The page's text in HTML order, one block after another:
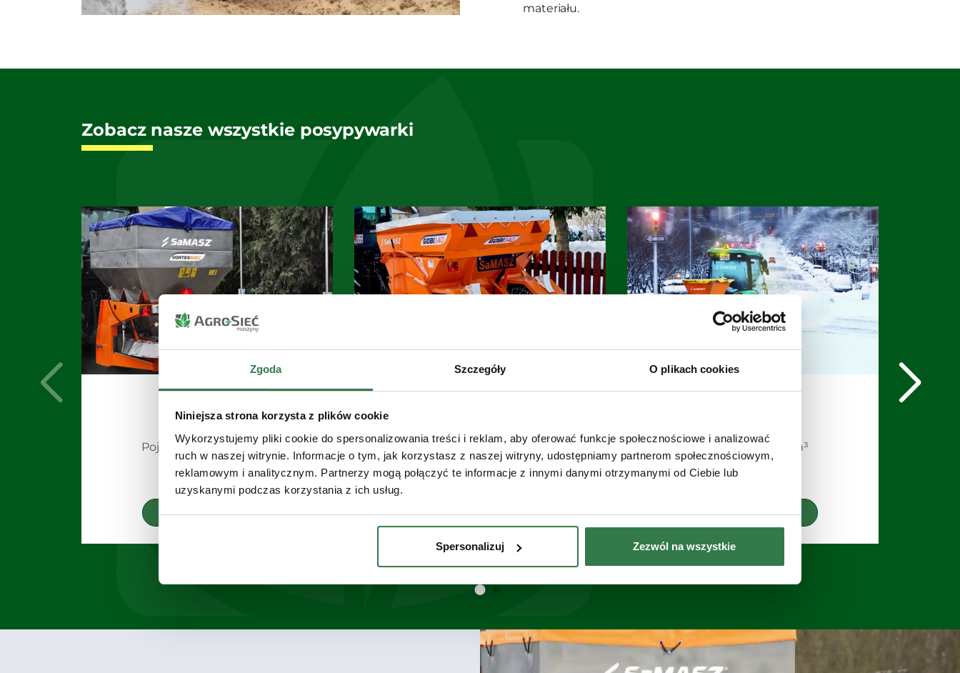
Zgoda Szczegóły O plikach cookies
Niniejsza strona korzysta z plików cookie
Wykorzystujemy pliki cookie do spersonalizowania treści i reklam, aby oferować funkcje społecznościowe i analizować
ruch w naszej witrynie. Informacje o tym, jak korzystasz z naszej witryny, udostępniamy partnerom społecznościowym,
reklamowym i analitycznym. Partnerzy mogą połączyć te informacje z innymi danymi otrzymanymi od Ciebie lub
uzyskanymi podczas korzystania z ich usług.
Spersonalizuj Zezwól na wszystkie
materiału.
Zobacz nasze wszystkie posypywarki
Posypywarka
Pojemność: 0,6-1,00 m³
Zobacz
Pojemność: 0,4 m³
Zobacz
Pojemność: 0,32 m³
Zobacz